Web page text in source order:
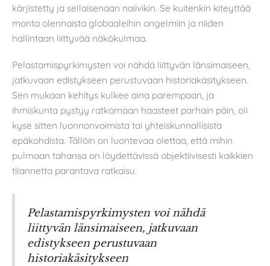
kärjistetty ja sellaisenaan naiivikin. Se kuitenkin kiteyttää
monta olennaista globaaleihin ongelmiin ja niiden
hallintaan liittyvää näkökulmaa.
Pelastamispyrkimysten voi nähdä liittyvän länsimaiseen,
jatkuvaan edistykseen perustuvaan historiakäsitykseen.
Sen mukaan kehitys kulkee aina parempaan, ja
ihmiskunta pystyy ratkomaan haasteet parhain päin, oli
kyse sitten luonnonvoimista tai yhteiskunnallisista
epäkohdista. Tällöin on luontevaa olettaa, että mihin
pulmaan tahansa on löydettävissä objektiivisesti kaikkien
tilannetta parantava ratkaisu.
Pelastamispyrkimysten voi nähdä
liittyvän länsimaiseen, jatkuvaan
edistykseen perustuvaan
historiakäsitykseen